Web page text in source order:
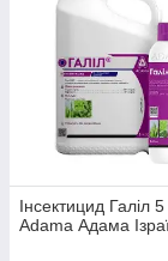
Інсектицид Галіл
Аdama Адама